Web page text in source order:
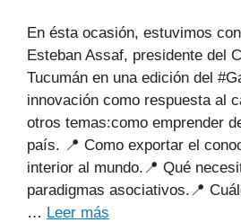
En ésta ocasión, estuvimos
Esteban Assaf, presidente del
Tucumán en una edición del
innovación como respuesta al
otros temas:como emprender
país. 📍 Como exportar el
interior al mundo.📍 Qué
paradigmas asociativos.📍
… Leer más